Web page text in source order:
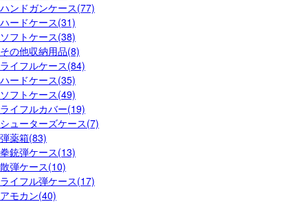
ハンドガンケース(77)
ハードケース(31)
ソフトケース(38)
その他収納用品(8)
ライフルケース(84)
ハードケース(35)
ソフトケース(49)
ライフルカバー(19)
シューターズケース(7)
弾薬箱(83)
拳銃弾ケース(13)
散弾ケース(10)
ライフル弾ケース(17)
アモカン(40)